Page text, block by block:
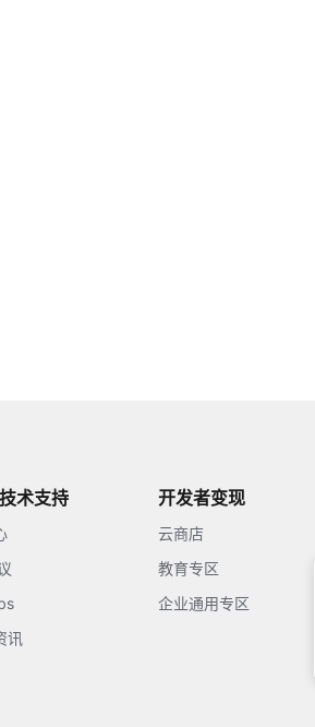
术支持
讯
开发者变现
云商店
教育专区
企业通用专区